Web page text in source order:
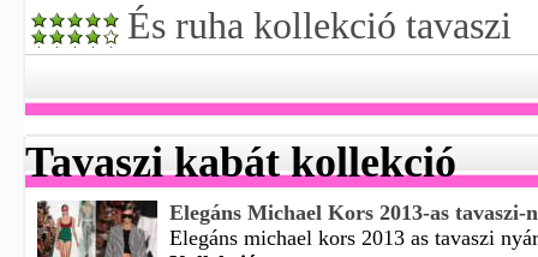
És ruha kollekció tavaszi
Tavaszi kabát kollekció
Elegáns Michael Kors 2013-as
Elegáns michael kors 2013 as tavaszi